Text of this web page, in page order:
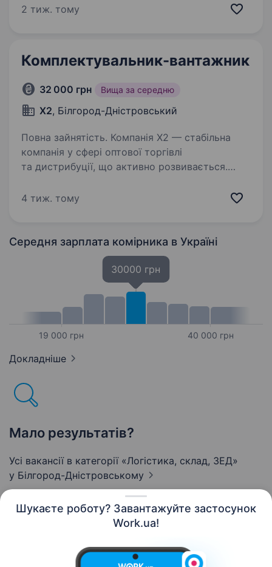
Шукаєте роботу? Завантажуйте застосунок
Work.ua!
замовлень Приймання та розміщення товару
2 тиж. тому
Комплектувальник-вантажник
32 000 грн Вища за середню
X2, Білгород-Дністровський
Повна зайнятість. Компанія Х2 — стабільна
компанія у сфері оптової торгівлі
та дистрибуції, що активно розвивається.
Пн-Пт, (Нічна зміна) Вимоги: досвід роботи —
4 тиж. тому
Середня зарплата комірника в Україні
19 000 грн
30000 грн
40 000 грн
Докладніше
Мало результатів?
Усі вакансії в категорії «Логістика, склад, ЗЕД»
у Білгород-Дністровському